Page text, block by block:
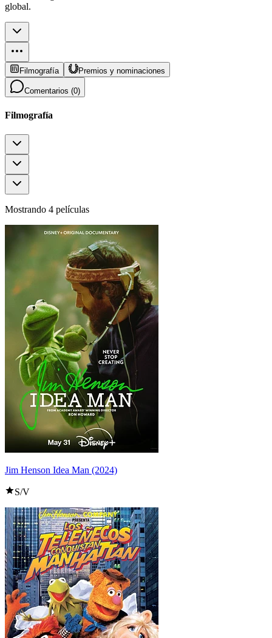
global.
Filmografía Premios y nominaciones
Comentarios (0)
Filmografía
Mostrando 4 películas
Jim Henson Idea Man (2024)
S/V